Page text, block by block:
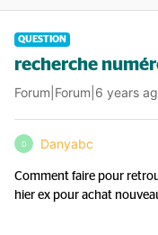
QUESTION
recherche
Forum|Forum|6 years
D Danyabc
Comment faire pour
hier ex pour achat